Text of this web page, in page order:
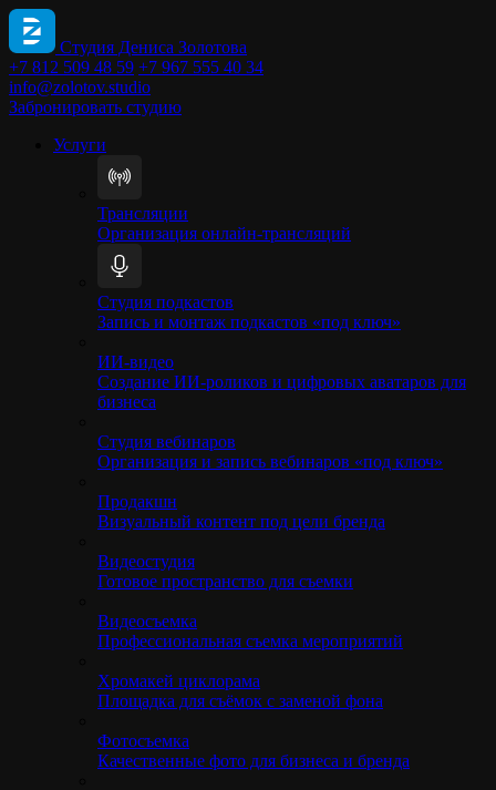
Студия Дениса Золотова
+7 812 509 48 59 +7 967 555 40 34
info@zolotov.studio
Забронировать студию
Услуги
Трансляции
Организация онлайн-трансляций
Студия подкастов
Запись и монтаж подкастов «под ключ»
ИИ-видео
Создание ИИ-роликов и цифровых аватаров для
бизнеса
Студия вебинаров
Организация и запись вебинаров «под ключ»
Продакшн
Визуальный контент под цели бренда
Видеостудия
Готовое пространство для съемки
Видеосъемка
Профессиональная съемка мероприятий
Хромакей циклорама
Площадка для съёмок с заменой фона
Фотосъемка
Качественные фото для бизнеса и бренда